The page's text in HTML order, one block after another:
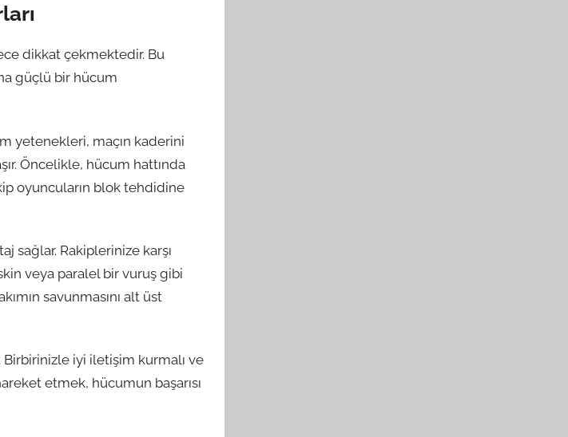
dikkat çekmektedir. Bu
güçlü bir hücum
yetenekleri, maçın kaderini
Öncelikle, hücum hattında
oyuncuların blok tehdidine
sağlar. Rakiplerinize karşı
veya paralel bir vuruş gibi
savunmasını alt üst
iyi iletişim kurmalı ve
etmek, hücumun başarısı